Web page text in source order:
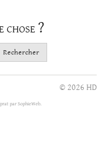
chose ?
© 2026 HD
par SophieWeb.